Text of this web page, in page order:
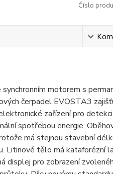
Číslo
motorem s
čerpadel EVOSTA3
zařízení pro
spotřebou energie.
má stejnou stavební
Litinové tělo má kataforézní
displej pro zobrazení